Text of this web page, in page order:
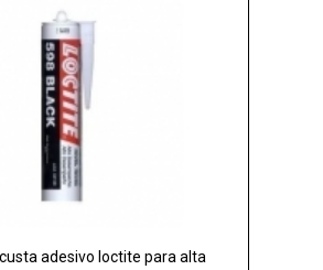
adesivo loctite para alta